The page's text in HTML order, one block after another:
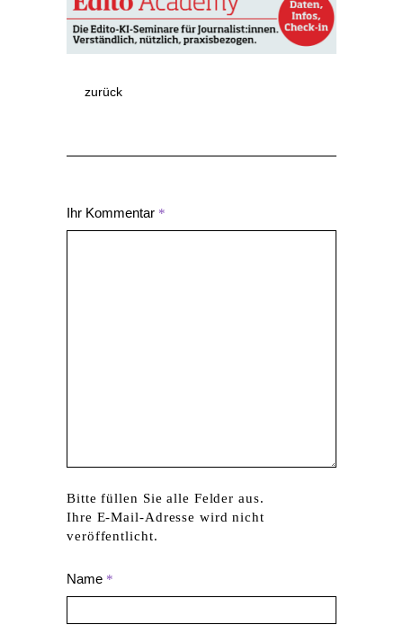
zurück
Ihr Kommentar *
Bitte füllen Sie alle Felder aus.
Ihre E-Mail-Adresse wird nicht
veröffentlicht.
Name *